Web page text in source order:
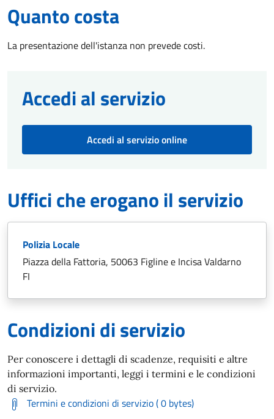
Quanto costa
La presentazione dell'istanza non prevede costi.
Accedi al servizio
Accedi al servizio online
Uffici che erogano il servizio
Polizia Locale
Piazza della Fattoria, 50063 Figline e Incisa Valdarno
FI
Condizioni di servizio
Per conoscere i dettagli di scadenze, requisiti e altre
informazioni importanti, leggi i termini e le condizioni
di servizio.
Termini e condizioni di servizio ( 0 bytes)